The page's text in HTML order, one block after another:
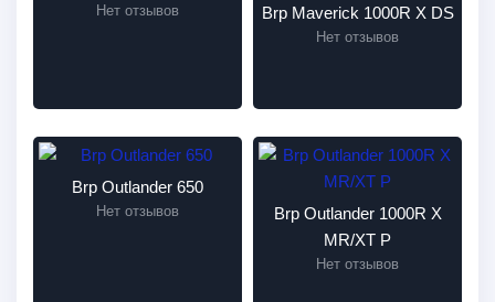
Нет отзывов Brp Maverick 1000R X DS
Нет отзывов
Brp Outlander 650
Нет отзывов
Brp Outlander 1000R X
MR/XT P
Нет отзывов